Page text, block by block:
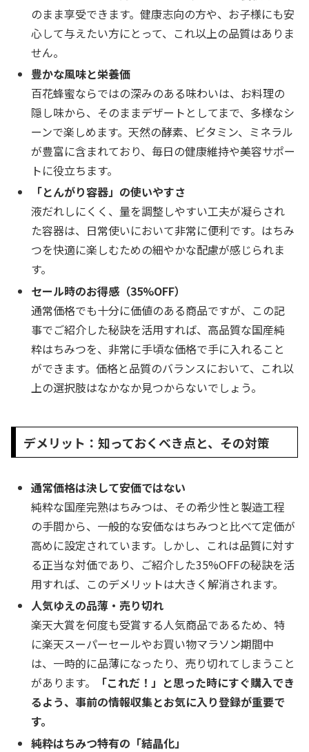
のまま享受できます。健康志向の方や、お子様にも安
心して与えたい方にとって、これ以上の品質はありま
せん。
豊かな風味と栄養価
百花蜂蜜ならではの深みのある味わいは、お料理の
隠し味から、そのままデザートとしてまで、多様なシ
ーンで楽しめます。天然の酵素、ビタミン、ミネラル
が豊富に含まれており、毎日の健康維持や美容サポー
トに役立ちます。
「とんがり容器」の使いやすさ
液だれしにくく、量を調整しやすい工夫が凝らされ
た容器は、日常使いにおいて非常に便利です。はちみ
つを快適に楽しむための細やかな配慮が感じられま
す。
セール時のお得感（35%OFF）
通常価格でも十分に価値のある商品ですが、この記
事でご紹介した秘訣を活用すれば、高品質な国産純
粋はちみつを、非常に手頃な価格で手に入れること
ができます。価格と品質のバランスにおいて、これ以
上の選択肢はなかなか見つからないでしょう。
デメリット：知っておくべき点と、その対策
通常価格は決して安価ではない
純粋な国産完熟はちみつは、その希少性と製造工程
の手間から、一般的な安価なはちみつと比べて定価が
高めに設定されています。しかし、これは品質に対す
る正当な対価であり、ご紹介した35%OFFの秘訣を活
用すれば、このデメリットは大きく解消されます。
人気ゆえの品薄・売り切れ
楽天大賞を何度も受賞する人気商品であるため、特
に楽天スーパーセールやお買い物マラソン期間中
は、一時的に品薄になったり、売り切れてしまうこと
があります。
「これだ！」と思った時にすぐ購入でき
るよう、事前の情報収集とお気に入り登録が重要で
す。
純粋はちみつ特有の「結晶化」